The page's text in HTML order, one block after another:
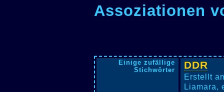
Assoziationen
Einige zufällige
Stichwörter
DDR
Erstellt
Liamara,